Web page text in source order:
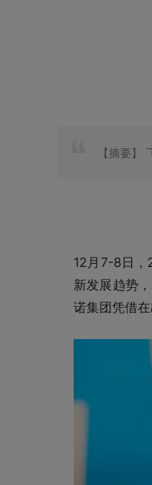
【摘要】
12月7-8日，
新发展趋势
诺集团凭借